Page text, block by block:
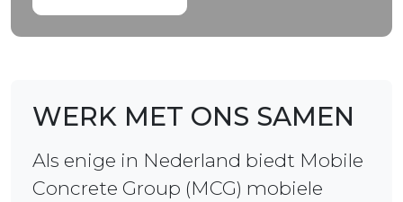
WERK MET ONS SAMEN
Als enige in Nederland biedt Mobile
Concrete Group (MCG) mobiele